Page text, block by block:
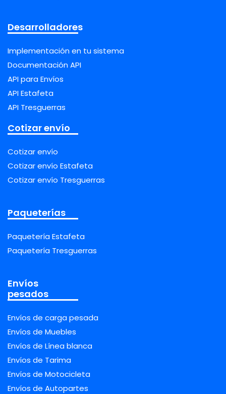
Desarrolladores
Implementación en tu sistema
Documentación API
API para Envíos
API Estafeta
API Tresguerras
Cotizar envío
Cotizar envío
Cotizar envío Estafeta
Cotizar envío Tresguerras
Paqueterías
Paquetería Estafeta
Paquetería Tresguerras
Envíos
pesados
Envíos de carga pesada
Envíos de Muebles
Envíos de Línea blanca
Envíos de Tarima
Envíos de Motocicleta
Envíos de Autopartes